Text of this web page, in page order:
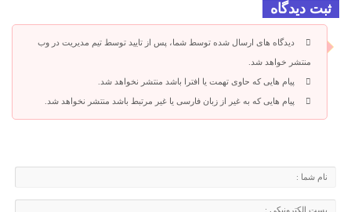
ثبت دیدگاه
دیدگاه های ارسال شده توسط شما، پس از تایید توسط تیم مدیریت در وب
منتشر خواهد شد.
پیام هایی که حاوی تهمت یا افترا باشد منتشر نخواهد شد.
پیام هایی که به غیر از زبان فارسی یا غیر مرتبط باشد منتشر نخواهد شد.